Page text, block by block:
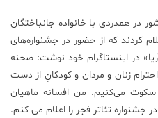
در همدردی با خانواده جانباختگان
کردند که از حضور در جشنواره‌های
در اینستاگرام خود نوشت: صحنه
زنان و مردان و کودکانِ از دست
می‌کنیم. من افسانه ماهیان
تئاتر فجر را اعلام مى کنم.